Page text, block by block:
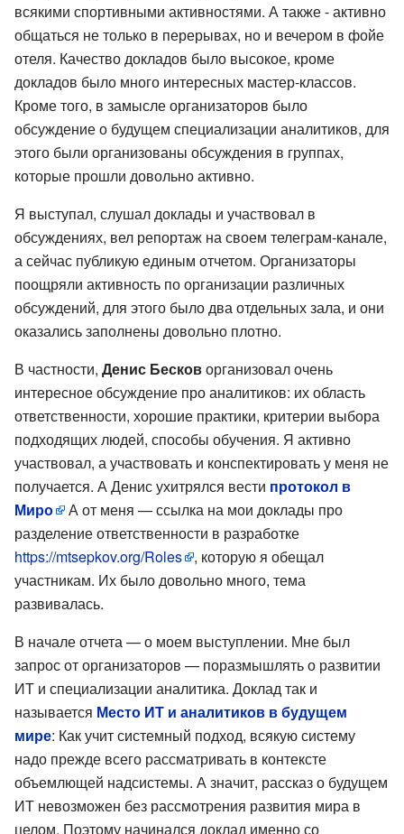
всякими спортивными активностями. А также - активно
общаться не только в перерывах, но и вечером в фойе
отеля. Качество докладов было высокое, кроме
докладов было много интересных мастер-классов.
Кроме того, в замысле организаторов было
обсуждение о будущем специализации аналитиков, для
этого были организованы обсуждения в группах,
которые прошли довольно активно.
Я выступал, слушал доклады и участвовал в
обсуждениях, вел репортаж на своем телеграм-канале,
а сейчас публикую единым отчетом. Организаторы
поощряли активность по организации различных
обсуждений, для этого было два отдельных зала, и они
оказались заполнены довольно плотно.
В частности, Денис Бесковорганизовал очень
интересное обсуждение про аналитиков: их область
ответственности, хорошие практики, критерии выбора
подходящих людей, способы обучения. Я активно
участвовал, а участвовать и конспектировать у меня не
получается. А Денис ухитрялся вести протокол в
Миро
А от меня — ссылка на мои доклады про
разделение ответственности в разработке
https://mtsepkov.org/Roles
, которую я обещал
участникам. Их было довольно много, тема
развивалась.
В начале отчета — о моем выступлении. Мне был
запрос от организаторов — поразмышлять о развитии
ИТ и специализации аналитика. Доклад так и
называется Место ИТ и аналитиков в будущем
мире: Как учит системный подход, всякую систему
надо прежде всего рассматривать в контексте
объемлющей надсистемы. А значит, рассказ о будущем
ИТ невозможен без рассмотрения развития мира в
целом. Поэтому начинался доклад именно со